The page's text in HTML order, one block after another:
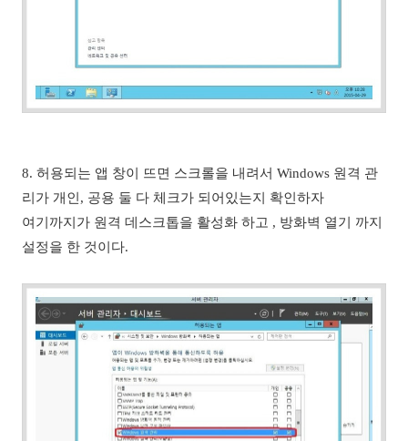
8. 허용되는 앱 창이 뜨면 스크롤을 내려서 Windows 원격 관
리가 개인, 공용 둘 다 체크가 되어있는지 확인하자
여기까지가 원격 데스크톱을 활성화 하고 , 방화벽 열기 까지
설정을 한 것이다.